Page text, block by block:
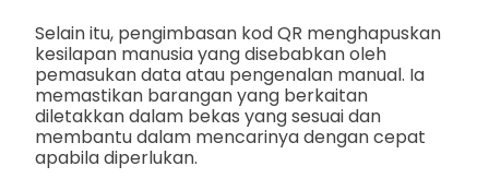
Selain itu, pengimbasan kod QR menghapuskan
kesilapan manusia yang disebabkan oleh
pemasukan data atau pengenalan manual. Ia
memastikan barangan yang berkaitan
diletakkan dalam bekas yang sesuai dan
membantu dalam mencarinya dengan cepat
apabila diperlukan.